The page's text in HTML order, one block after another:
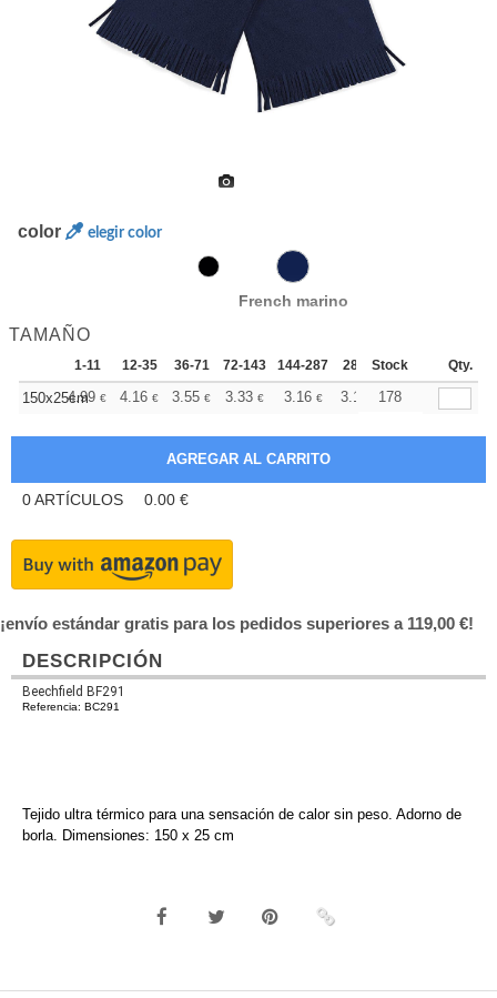
color elegir color
French marino
TAMAÑO
1-11 12-35 36-71 72-143 144-287 288 + Más
Stock Qty.
150x25cm
4.99 € 4.16 € 3.55 € 3.33 € 3.16 € 3.13 178
0ARTÍCULOS 0.00 €
¡envío estándar gratis para los pedidos superiores a 119,00 €!
DESCRIPCIÓN
Beechfield BF291
Referencia: BC291
Tejido ultra térmico para una sensación de calor sin peso. Adorno de
borla. Dimensiones: 150 x 25 cm